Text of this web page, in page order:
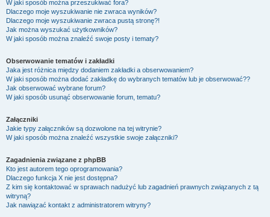
W jaki sposób można przeszukiwać fora?
Dlaczego moje wyszukiwanie nie zwraca wyników?
Dlaczego moje wyszukiwanie zwraca pustą stronę?!
Jak można wyszukać użytkowników?
W jaki sposób można znaleźć swoje posty i tematy?
Obserwowanie tematów i zakładki
Jaka jest różnica między dodaniem zakładki a obserwowaniem?
W jaki sposób można dodać zakładkę do wybranych tematów lub je obserwować??
Jak obserwować wybrane forum?
W jaki sposób usunąć obserwowanie forum, tematu?
Załączniki
Jakie typy załączników są dozwolone na tej witrynie?
W jaki sposób można znaleźć wszystkie swoje załączniki?
Zagadnienia związane z phpBB
Kto jest autorem tego oprogramowania?
Dlaczego funkcja X nie jest dostępna?
Z kim się kontaktować w sprawach nadużyć lub zagadnień prawnych związanych z tą
witryną?
Jak nawiązać kontakt z administratorem witryny?